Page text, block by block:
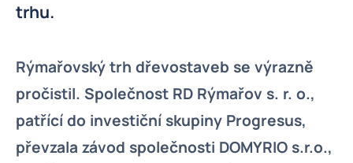
trhu.
Rýmařovský trh dřevostaveb se výrazně
pročistil. Společnost RD Rýmařov s. r. o.,
patřící do investiční skupiny Progresus,
převzala závod společnosti DOMYRIO s.r.o.,